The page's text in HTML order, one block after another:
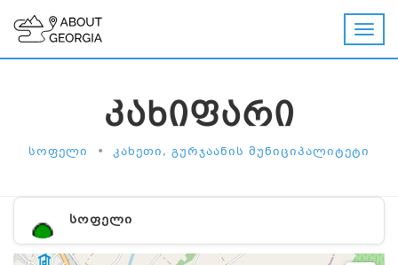
ᲙᲐᲮᲘᲤᲐᲠᲘ
ᲡᲝᲤᲔᲚᲘ • ᲙᲐᲮᲔᲗᲘ, ᲒᲣᲠᲯᲐᲐᲜᲘᲡ ᲛᲣᲜᲘᲪᲘᲞᲐᲚᲘᲢᲔᲢᲘ
ᲡᲝᲤᲔᲚᲘ